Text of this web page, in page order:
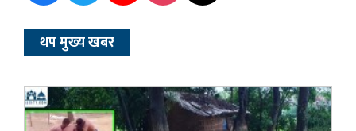
थप मुख्य खबर